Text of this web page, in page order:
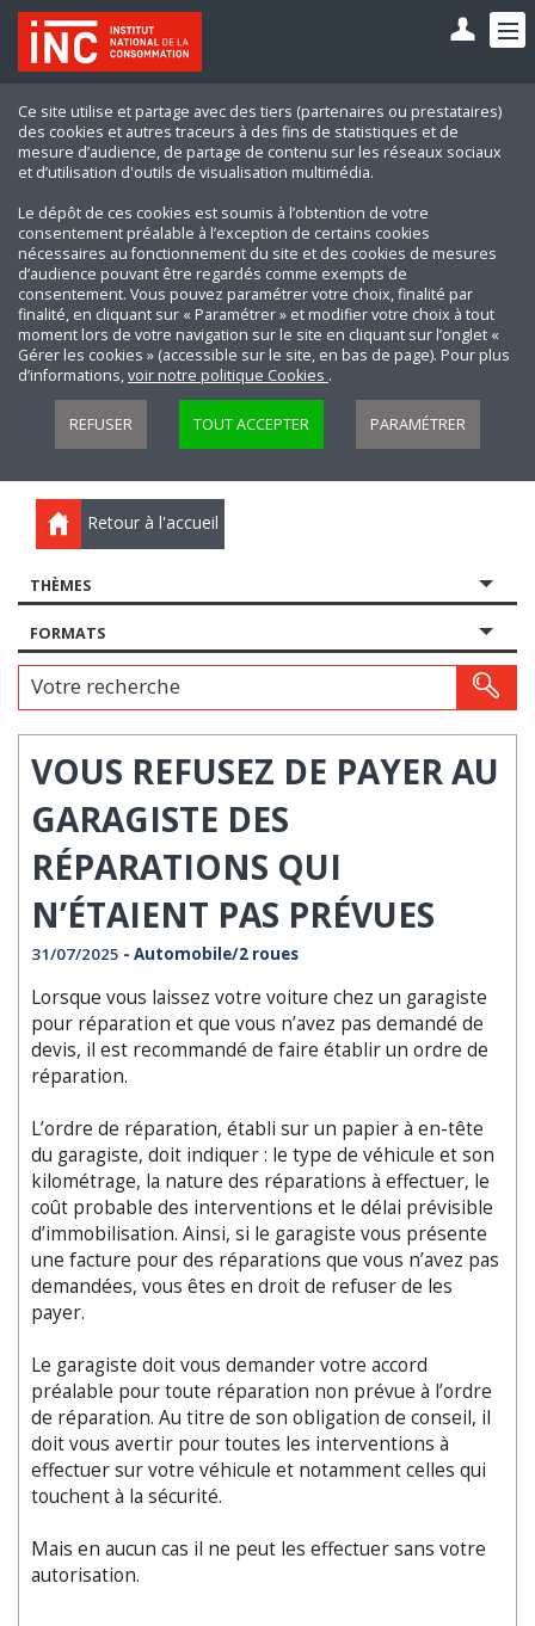
Ce site utilise et partage avec des tiers (partenaires ou prestataires)
des cookies et autres traceurs à des fins de statistiques et de
mesure d’audience, de partage de contenu sur les réseaux sociaux
et d’utilisation d'outils de visualisation multimédia.
Le dépôt de ces cookies est soumis à l’obtention de votre
consentement préalable à l’exception de certains cookies
nécessaires au fonctionnement du site et des cookies de mesures
d’audience pouvant être regardés comme exempts de
consentement. Vous pouvez paramétrer votre choix, finalité par
finalité, en cliquant sur « Paramétrer » et modifier votre choix à tout
moment lors de votre navigation sur le site en cliquant sur l’onglet «
Gérer les cookies » (accessible sur le site, en bas de page). Pour plus
d’informations,voir notre politique Cookies .
REFUSER TOUT ACCEPTER PARAMÉTRER
Retour à l'accueil
THÈMES
FORMATS
Votre recherche
VOUS REFUSEZ DE PAYER AU
GARAGISTE DES
RÉPARATIONS QUI
N’ÉTAIENT PAS PRÉVUES
31/07/2025 - Automobile/2 roues
Lorsque vous laissez votre voiture chez un garagiste
pour réparation et que vous n’avez pas demandé de
devis, il est recommandé de faire établir un ordre de
réparation.
L’ordre de réparation, établi sur un papier à en-tête
du garagiste, doit indiquer : le type de véhicule et son
kilométrage, la nature des réparations à effec­tuer, le
coût probable des interventions et le délai prévisible
d’immobili­sation. Ainsi, si le garagiste vous présente
une facture pour des réparations que vous n’avez pas
demandées, vous êtes en droit de refuser de les
payer.
Le garagiste doit vous demander votre accord
préalable pour toute réparation non prévue à l’ordre
de réparation. Au titre de son obligation de conseil, il
doit vous avertir pour toutes les interventions à
effectuer sur votre véhicule et notamment celles qui
touchent à la sécurité.
Mais en aucun cas il ne peut les effectuer sans votre
autorisation.